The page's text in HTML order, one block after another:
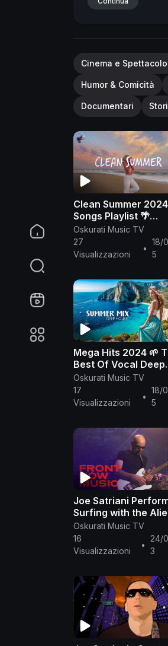
https://
Cinema e Spettacolo
Humor & Comicità
Documentari
Clean Summer 2024
Songs Playlist 🌴
Summer Music 2024
Clean 🌊 Best Clean
Summer Songs 2024-
Oskurati Music TV
27
Visualizzazioni
•
18/
5
Mega Hits 2024 🌱
Best Of Vocal Deep
House Music Mix
🌱 Summer Music
2024 #205
Oskurati Music TV
17
Visualizzazioni
•
18/
5
Joe Satriani
Surfing with the
Satriani Live | Front
Row Music
Oskurati Music TV
16
Visualizzazioni
•
24/
3